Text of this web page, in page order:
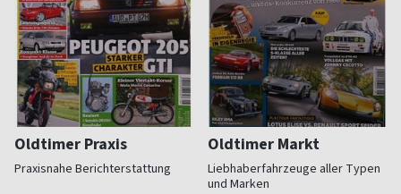
Oldtimer Praxis
Praxisnahe Berichterstattung
Oldtimer Markt
Liebhaberfahrzeuge aller Typen
und Marken